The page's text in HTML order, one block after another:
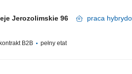
Jerozolimskie 96 praca
B2B pełny etat